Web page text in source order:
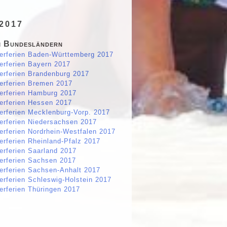
Bundesländern
Baden-Württemberg 2017
Bayern 2017
Brandenburg 2017
Bremen 2017
Hamburg 2017
Hessen 2017
Mecklenburg-Vorp. 2017
Niedersachsen 2017
Nordrhein-Westfalen 2017
Rheinland-Pfalz 2017
Saarland 2017
Sachsen 2017
Sachsen-Anhalt 2017
Schleswig-Holstein 2017
Thüringen 2017